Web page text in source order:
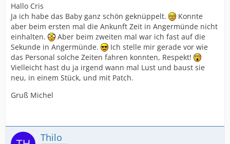
Hallo Cris
Ja ich habe das Baby ganz schön geknüppelt.
Konnte
aber beim ersten mal die Ankunft Zeit in Angermünde nicht
einhalten.
Aber beim zweiten mal war ich fast auf die
Sekunde in Angermünde.
Ich stelle mir gerade vor wie
das Personal solche Zeiten fahren konnten, Respekt!
Vielleicht hast du ja irgend wann mal Lust und baust sie
neu, in einem Stück, und mit Patch.
Gruß Michel
Thilo